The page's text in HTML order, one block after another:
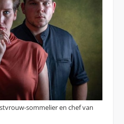
sommelier en chef van